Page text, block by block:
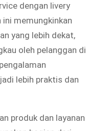
dengan livery
ini memungkinkan
yang lebih dekat,
oleh pelanggan di
lebih praktis dan
produk dan layanan